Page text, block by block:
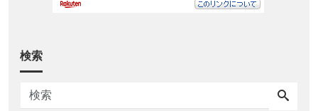
検索